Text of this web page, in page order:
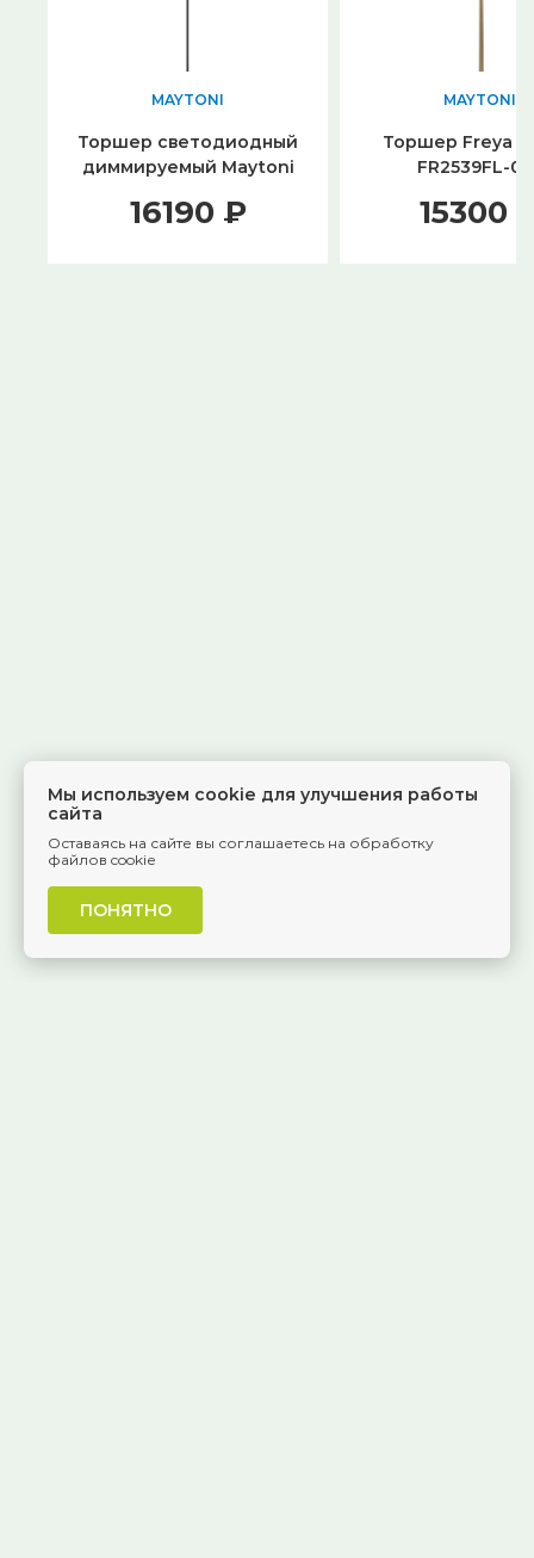
MAYTONI
Торшер светодиодный
диммируемый Maytoni
16190 ₽
MAYTONI
Торшер Freya
FR2539FL-
15300
Мы используем cookie для улучшения работы
сайта
Оставаясь на сайте вы соглашаетесь на обработку
файлов cookie
ПОНЯТНО